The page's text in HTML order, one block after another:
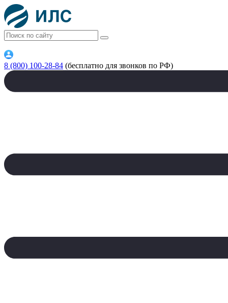
8 (800) 100-28-84 (бесплатно для звонков по РФ)